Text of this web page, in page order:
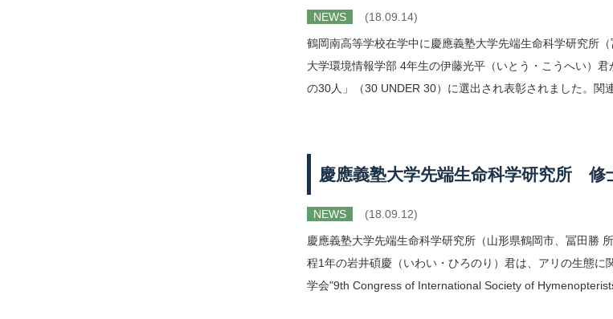
NEWS (18.09.14)
鶴岡南高等学校在学中に慶應義塾大学先端生命科学研究所
大学環境情報学部 4年生の伊藤光平（いとう・こうへい）
の30人」（30 UNDER 30）に選出され表彰されました。
慶應義塾大学先端生命科学研究所 修
NEWS (18.09.12)
慶應義塾大学先端生命科学研究所（山形県鶴岡市、冨田勝
程1年の岩井碩慶（いわい・ひろのり）君は、アリの生態
学会"9th Congress of International Society of